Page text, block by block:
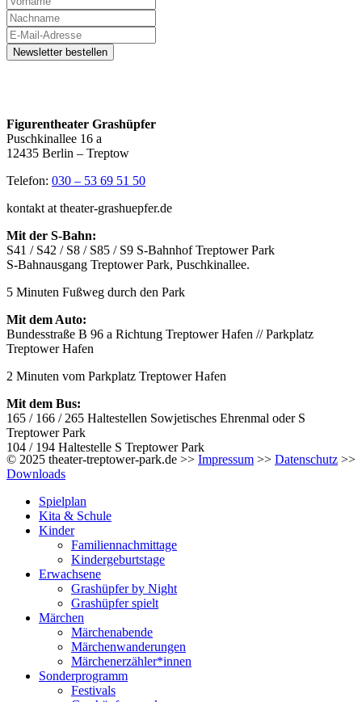
Figurentheater Grashüpfer
Puschkinallee 16 a
12435 Berlin – Treptow
Telefon: 030 – 53 69 51 50
kontakt at theater-grashuepfer.de
Mit der S-Bahn:
S41 / S42 / S8 / S85 / S9 S-Bahnhof Treptower Park
S-Bahnausgang Treptower Park, Puschkinallee.
5 Minuten Fußweg durch den Park
Mit dem Auto:
Bundesstraße B 96 a Richtung Treptower Hafen // Parkplatz
Treptower Hafen
2 Minuten vom Parkplatz Treptower Hafen
Mit dem Bus:
165 / 166 / 265 Haltestellen Sowjetisches Ehrenmal oder S
Treptower Park
104 / 194 Haltestelle S Treptower Park
© 2025 theater-treptower-park.de >> Impressum >> Datenschutz >>
Downloads
Spielplan
Kita & Schule
Kinder
Familiennachmittage
Kindergeburtstage
Erwachsene
Grashüpfer by Night
Grashüpfer spielt
Märchen
Märchenabende
Märchenwanderungen
Märchenerzähler*innen
Sonderprogramm
Festivals